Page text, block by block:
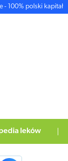
- 100% polski kapitał
leków